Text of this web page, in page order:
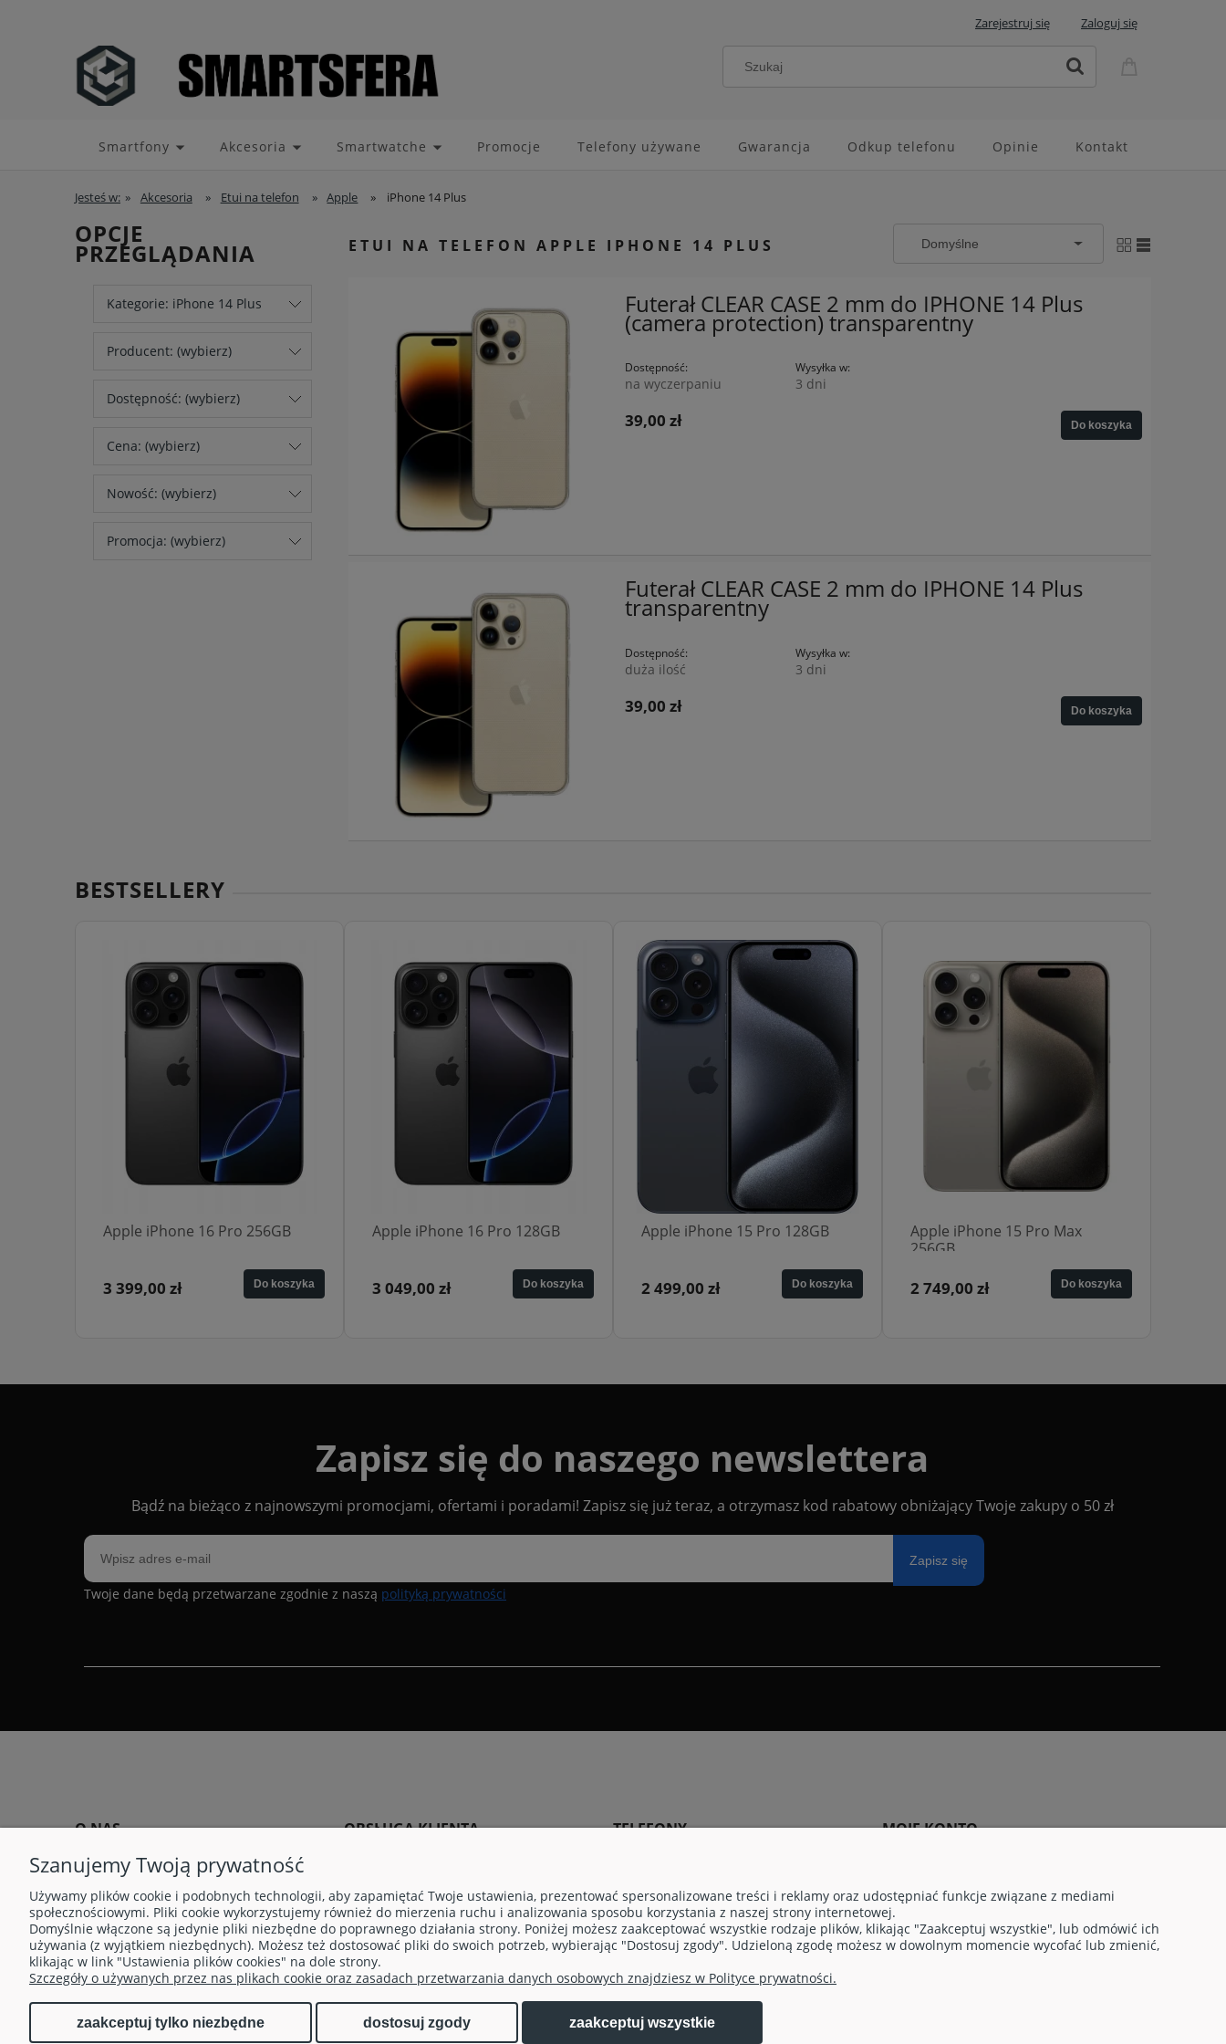
Zarejestruj się Zaloguj się
Smartfony Akcesoria Smartwatche Promocje Telefony używane Gwarancja Odkup telefonu Opinie Kontakt
Jesteś w: » Akcesoria » Etui na telefon » Apple » iPhone 14 Plus
OPCJE
PRZEGLĄDANIA
Kategorie: iPhone 14 Plus
Producent: (wybierz)
Dostępność: (wybierz)
Cena: (wybierz)
Nowość: (wybierz)
Promocja: (wybierz)
ETUI NA TELEFON APPLE IPHONE 14 PLUS
Futerał CLEAR CASE 2 mm do IPHONE 14 Plus
(camera protection) transparentny
Dostępność:
na wyczerpaniu
Wysyłka w:
3 dni
39,00 zł Do koszyka
Futerał CLEAR CASE 2 mm do IPHONE 14 Plus
transparentny
Dostępność:
duża ilość
Wysyłka w:
3 dni
39,00 zł Do koszyka
BESTSELLERY
Apple iPhone 16 Pro 128GB
3 049,00 zł Do koszyka
Apple iPhone 15 Pro 128GB
2 499,00 zł Do koszyka
Apple iPhone 15 Pro Max
2 749,00 zł Do koszyka
Apple iPhone 13 128GB
1 099,00 zł Do koszyka
Zapisz się do naszego newslettera
Bądź na bieżąco z najnowszymi promocjami, ofertami i poradami! Zapisz się już teraz, a otrzymasz kod rabatowy obniżający Twoje zakupy o 50 zł
Zapisz się
Twoje dane będą przetwarzane zgodnie z naszą polityką prywatności
O NAS
Opinie
Kontakt i dane firmy
Blog
OBSŁUGA KLIENTA
Zwroty i reklamacje
Regulamin
Polityka prywatności
Przetwarzanie danych osobowych
Regulamin promocji Smartfon na gwiazdkę
TELEFONY
Telefony używane
Telefony poleasingowe
Telefony powystawowe
Telefony refabrykowane
Telefony Kraków
MOJE KONTO
Ustawienia konta
Ulubione
Szanujemy Twoją prywatność
Używamy plików cookie i podobnych technologii, aby zapamiętać Twoje ustawienia, prezentować spersonalizowane treści i reklamy oraz udostępniać funkcje związane z mediami
społecznościowymi. Pliki cookie wykorzystujemy również do mierzenia ruchu i analizowania sposobu korzystania z naszej strony internetowej.
Domyślnie włączone są jedynie pliki niezbędne do poprawnego działania strony. Poniżej możesz zaakceptować wszystkie rodzaje plików, klikając "Zaakceptuj wszystkie", lub odmówić ich
używania (z wyjątkiem niezbędnych). Możesz też dostosować pliki do swoich potrzeb, wybierając "Dostosuj zgody". Udzieloną zgodę możesz w dowolnym momencie wycofać lub zmienić,
klikając w link "Ustawienia plików cookies" na dole strony.
Szczegóły o używanych przez nas plikach cookie oraz zasadach przetwarzania danych osobowych znajdziesz w Polityce prywatności.
zaakceptuj tylko niezbędne dostosuj zgody zaakceptuj wszystkie